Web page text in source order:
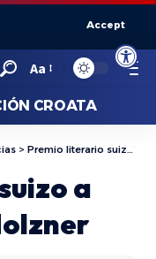
Abrir
Accept
Aa
CROATA
> Premio literario suizo a Dragica Rajčić Holzner
a